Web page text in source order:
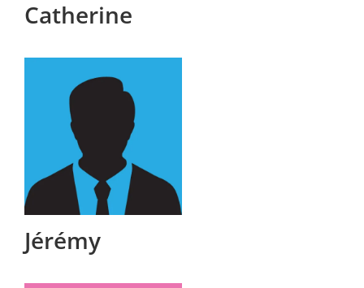
Catherine
Jérémy